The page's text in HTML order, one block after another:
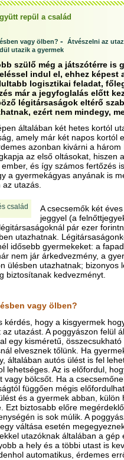
repül a család
vagy ölben? - Átvészelni az
utazik a gyermek
szülő még a játszótérre is
indul el, ehhez képest
logisztikai feladat,
már a jegyfoglalás előtt
légitársaságok eltérő
ezért nem mindegy,
általában két hetes kortól
amely már két napos kortól
azonban kivárni a
az első oltásokat, hiszen
és így számos fertőzés
a gyermekágyas anyának is
utazás.
A csecsemők két
jeggyel (a
pár ezer
utazhatnak.
idősebb gyermekeket: a
nem jár árkedvezmény, a
ülésben utazhatnak; bizonyos
biztosítanak kedvezményt.
vagy ölben?
kérdés, hogy a kisgyermek
az utazást. A poggyászon felül
egy kisméretű,
elvesznek tőlünk. Ha
általában autós ülést is fel
lehetséges. Az is előfordul,
vagy bölcsőt. Ha a
függően mégis
és a gyermek abban, külön
Ezt biztosabb előre
is sok múlik. A
váltása esetén
utazóknak általában a gép
a hely és a többi utast is
automatikus, érdemes